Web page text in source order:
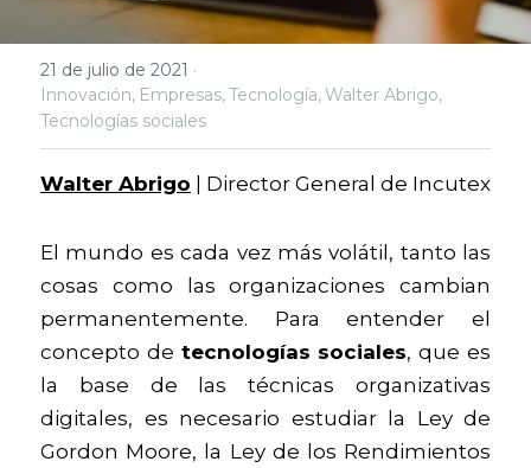
21 de julio de 2021 ·
Innovación, Empresas,Tecnología,Walter Abrigo,
Tecnologías sociales
Walter Abrigo | Director General de Incutex
El mundo es cada vez más volátil, tanto las
cosas como las organizaciones cambian
permanentemente. Para entender el
concepto de tecnologías sociales, que es
la base de las técnicas organizativas
digitales, es necesario estudiar la Ley de
Gordon Moore, la Ley de los Rendimientos